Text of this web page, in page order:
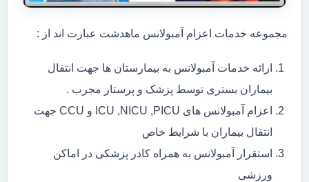
مجموعه خدمات اعزام آمبولانس ماهدشت عبارت اند از :
ارائه خدمات آمبولانس به بیمارستان ها جهت انتقال
بیماران بستری توسط پزشک و پرستار مجرب .
اعزام آمبولانس های ICU ,NICU ,PICU و CCU جهت
انتقال بیماران با شرایط خاص
استقرار آمبولانس به همراه کادر پزشکی در اماکن
ورزشی